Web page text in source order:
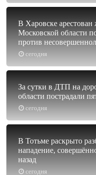
сегодня
В Харовске арестован
Московской области
против
сегодня
За сутки в ДТП на
области пострадали
сегодня
В Тотьме раскрыто
нападение,
назад